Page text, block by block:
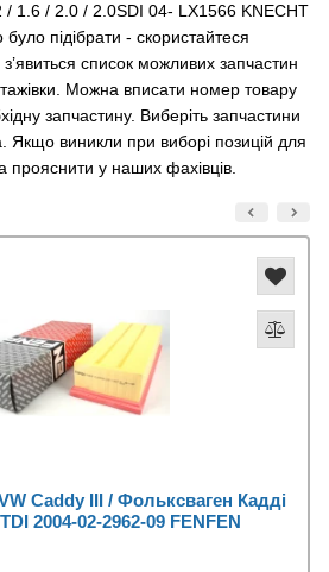
/ 1.6 / 2.0 / 2.0SDI 04- LX1566 KNECHT
підібрати - скористайтеся
список можливих запчастин
Можна вписати номер товару
запчастину. Виберіть запчастини
Якщо виникли при виборі позицій для
прояснити у наших фахівців.
Caddy III / Фольксваген Кадді
2004-02-2962-09 FENFEN